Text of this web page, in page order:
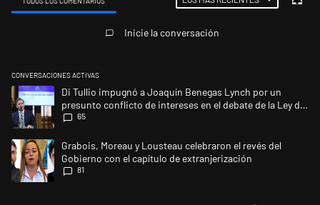
Inicie la conversación
CONVERSACIONES ACTIVAS
Este listado muestra los artículos con más comentarios en los últimos
Un artículo de tendencia con el título "Di Tullio impugnó a Joaquín
Di Tullio impugnó a Joaquín Benegas Lynch por un
presunto conflicto de intereses en el debate de la Ley de
Tierras
65
Un artículo de tendencia con el título "Grabois, Moreau y Lousteau
Grabois, Moreau y Lousteau celebraron el revés del
Gobierno con el capítulo de extranjerización
81